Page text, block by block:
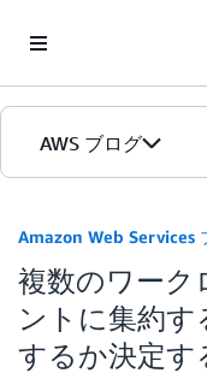
AWS ブログ
カテゴリ
エディション
Amazon Web Services
複数のワーク
ントに集約
するか決定す